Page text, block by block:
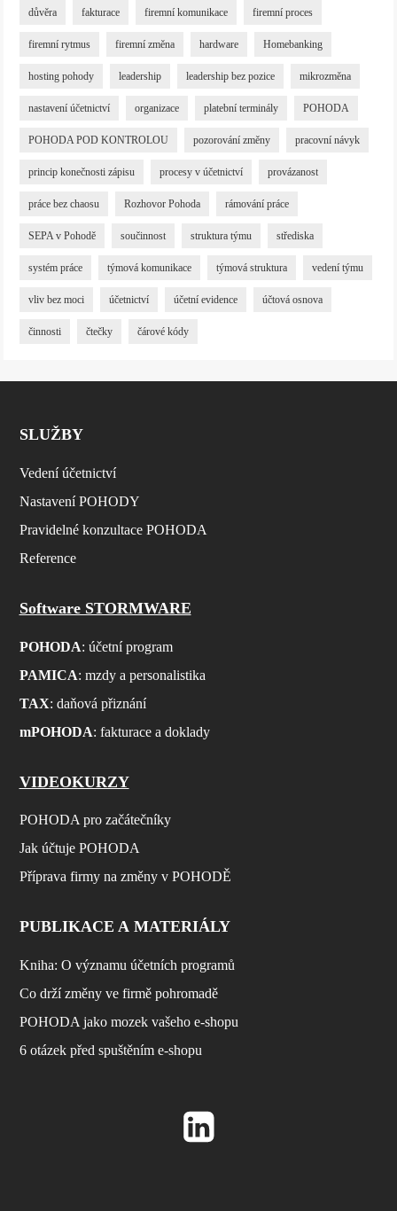
důvěra fakturace firemní komunikace firemní proces
firemní rytmus firemní změna hardware Homebanking
hosting pohody leadership leadership bez pozice mikrozměna
nastavení účetnictví organizace platební terminály POHODA
POHODA POD KONTROLOU pozorování změny pracovní návyk
princip konečnosti zápisu procesy v účetnictví provázanost
práce bez chaosu Rozhovor Pohoda rámování práce
SEPA v Pohodě součinnost struktura týmu střediska
systém práce týmová komunikace týmová struktura vedení týmu
vliv bez moci účetnictví účetní evidence účtová osnova
činnosti čtečky čárové kódy
SLUŽBY
Vedení účetnictví
Nastavení POHODY
Pravidelné konzultace POHODA
Reference
Software STORMWARE
POHODA: účetní program
PAMICA: mzdy a personalistika
TAX: daňová přiznání
mPOHODA: fakturace a doklady
VIDEOKURZY
POHODA pro začátečníky
Jak účtuje POHODA
Příprava firmy na změny v POHODĚ
PUBLIKACE A MATERIÁLY
Kniha: O významu účetních programů
Co drží změny ve firmě pohromadě
POHODA jako mozek vašeho e-shopu
6 otázek před spuštěním e-shopu